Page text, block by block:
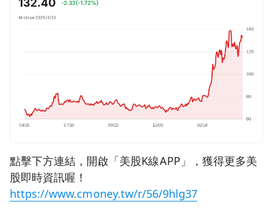
點擊下方連結，開啟「美股K線APP」，獲得更多美
股即時資訊喔！
https://www.cmoney.tw/r/56/9hlg37